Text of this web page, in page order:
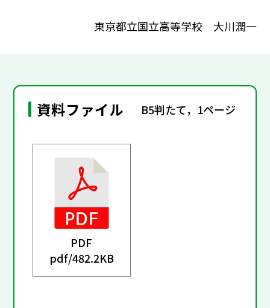
東京都立国立高等学校 大川潤一
資料ファイル B5判たて，1ページ
PDF
pdf/482.2KB